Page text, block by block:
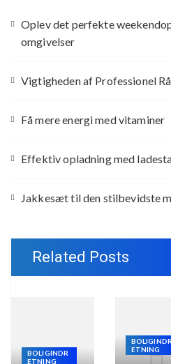
Oplev det perfekte
omgivelser
Vigtigheden af Professionel
Få mere energi med vitaminer
Effektiv opladning med
Jakkesæt til den stilbevidste
Related Posts
BOLIGINDR
ETNING
BOLIGINDR
ETNING